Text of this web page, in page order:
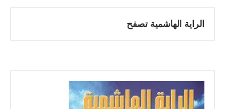
الراية الهاشمية تصفح